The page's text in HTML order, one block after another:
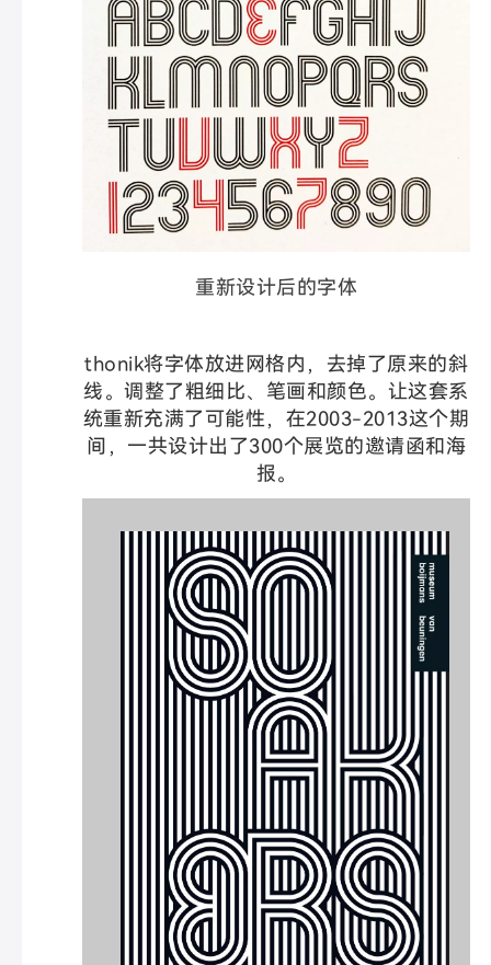
重新设计后的字体
thonik将字体放进网格内，去掉了原来的斜
线。调整了粗细比、笔画和颜色。让这套系
统重新充满了可能性，在2003-2013这个期
间，一共设计出了300个展览的邀请函和海
报。